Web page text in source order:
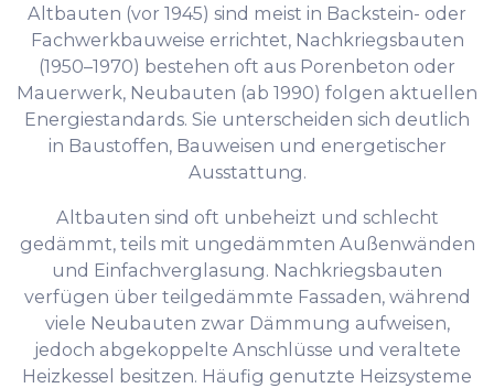
Altbauten (vor 1945) sind meist in Backstein- oder
Fachwerkbauweise errichtet, Nachkriegsbauten
(1950–1970) bestehen oft aus Porenbeton oder
Mauerwerk, Neubauten (ab 1990) folgen aktuellen
Energiestandards. Sie unterscheiden sich deutlich
in Baustoffen, Bauweisen und energetischer
Ausstattung.
Altbauten sind oft unbeheizt und schlecht
gedämmt, teils mit ungedämmten Außenwänden
und Einfachverglasung. Nachkriegsbauten
verfügen über teilgedämmte Fassaden, während
viele Neubauten zwar Dämmung aufweisen,
jedoch abgekoppelte Anschlüsse und veraltete
Heizkessel besitzen. Häufig genutzte Heizsysteme